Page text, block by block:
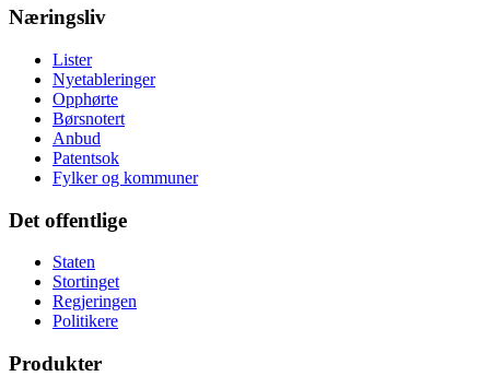
Næringsliv
Lister
Nyetableringer
Opphørte
Børsnotert
Anbud
Patentsok
Fylker og kommuner
Det offentlige
Staten
Stortinget
Regjeringen
Politikere
Produkter